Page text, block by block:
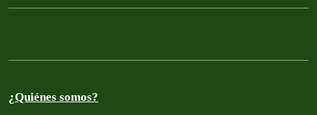
¿Quiénes somos?